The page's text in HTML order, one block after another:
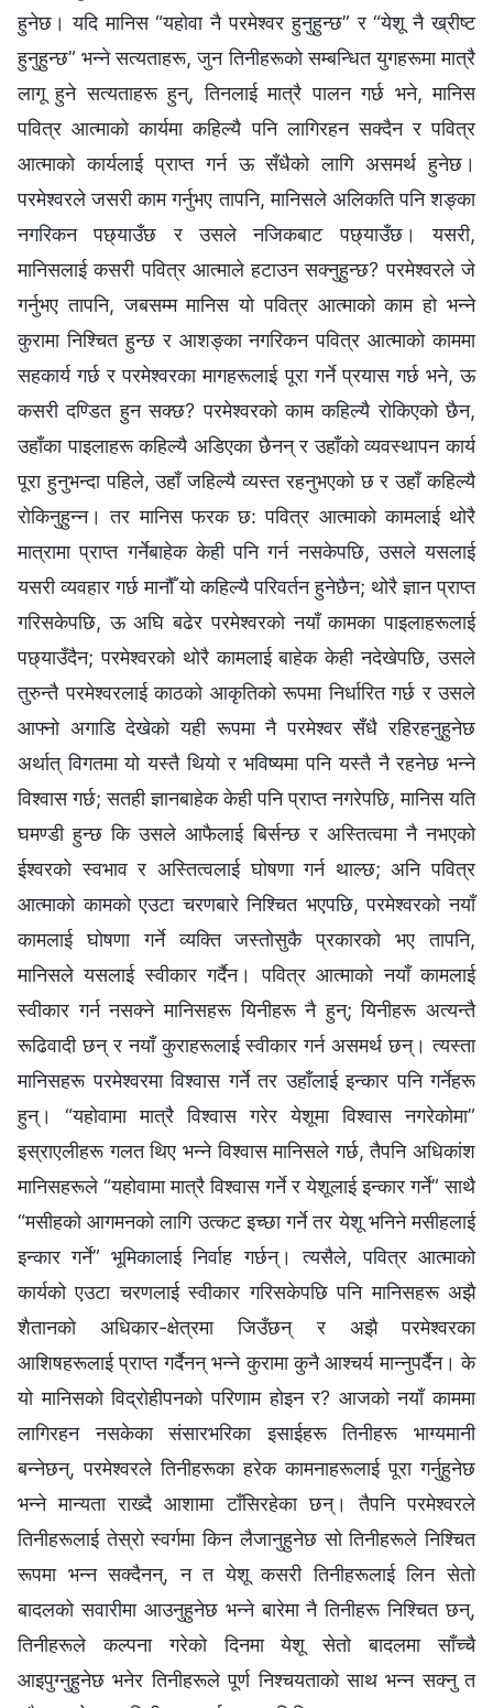
हुनेछ। यदि मानिस “यहोवा नै परमेश्‍वर हुनुहुन्छ” र “येशू नै ख्रीष्‍ट
हुनुहुन्छ” भन्‍ने सत्यताहरू, जुन तिनीहरूको सम्‍बन्धित युगहरूमा मात्रै
लागू हुने सत्यताहरू हुन्, तिनलाई मात्रै पालन गर्छ भने, मानिस
पवित्र आत्‍माको कार्यमा कहिल्यै पनि लागिरहन सक्दैन र पवित्र
आत्‍माको कार्यलाई प्राप्त गर्न ऊ सँधैको लागि असमर्थ हुनेछ।
परमेश्‍वरले जसरी काम गर्नुभए तापनि, मानिसले अलिकति पनि शङ्का
नगरिकन पछ्याउँछ र उसले नजिकबाट पछ्याउँछ। यसरी,
मानिसलाई कसरी पवित्र आत्‍माले हटाउन सक्‍नुहुन्छ? परमेश्‍वरले जे
गर्नुभए तापनि, जबसम्‍म मानिस यो पवित्र आत्माको काम हो भन्‍ने
कुरामा निश्‍चित हुन्छ र आशङ्का नगरिकन पवित्र आत्‍माको काममा
सहकार्य गर्छ र परमेश्‍वरका मागहरूलाई पूरा गर्ने प्रयास गर्छ भने, ऊ
कसरी दण्डित हुन सक्छ? परमेश्‍वरको काम कहिल्यै रोकिएको छैन,
उहाँका पाइलाहरू कहिल्यै अडिएका छैनन् र उहाँको व्यवस्थापन कार्य
पूरा हुनुभन्दा पहिले, उहाँ जहिल्यै व्यस्त रहनुभएको छ र उहाँ कहिल्यै
रोकिनुहुन्‍न। तर मानिस फरक छ: पवित्र आत्माको कामलाई थोरै
मात्रामा प्राप्त गर्नेबाहेक केही पनि गर्न नसकेपछि, उसले यसलाई
यसरी व्यवहार गर्छ मानौँ यो कहिल्यै परिवर्तन हुनेछैन; थोरै ज्ञान प्राप्त
गरिसकेपछि, ऊ अघि बढेर परमेश्‍वरको नयाँ कामका पाइलाहरूलाई
पछ्याउँदैन; परमेश्‍वरको थोरै कामलाई बाहेक केही नदेखेपछि, उसले
तुरुन्तै परमेश्‍वरलाई काठको आकृतिको रूपमा निर्धारित गर्छ र उसले
आफ्‍नो अगाडि देखेको यही रूपमा नै परमेश्‍वर सँधै रहिरहनुहुनेछ
अर्थात् विगतमा यो यस्तै थियो र भविष्यमा पनि यस्तै नै रहनेछ भन्‍ने
विश्‍वास गर्छ; सतही ज्ञानबाहेक केही पनि प्राप्त नगरेपछि, मानिस यति
घमण्‍डी हुन्छ कि उसले आफैलाई बिर्सन्छ र अस्तित्वमा नै नभएको
ईश्‍वरको स्वभाव र अस्तित्वलाई घोषणा गर्न थाल्छ; अनि पवित्र
आत्माको कामको एउटा चरणबारे निश्‍चित भएपछि, परमेश्‍वरको नयाँ
कामलाई घोषणा गर्ने व्यक्ति जस्तोसुकै प्रकारको भए तापनि,
मानिसले यसलाई स्वीकार गर्दैन। पवित्र आत्माको नयाँ कामलाई
स्वीकार गर्न नसक्‍ने मानिसहरू यिनीहरू नै हुन्; यिनीहरू अत्यन्तै
रूढिवादी छन् र नयाँ कुराहरूलाई स्वीकार गर्न असमर्थ छन्। त्यस्ता
मानिसहरू परमेश्‍वरमा विश्‍वास गर्ने तर उहाँलाई इन्कार पनि गर्नेहरू
हुन्। “यहोवामा मात्रै विश्‍वास गरेर येशूमा विश्‍वास नगरेकोमा”
इस्राएलीहरू गलत थिए भन्‍ने विश्‍वास मानिसले गर्छ, तैपनि अधिकांश
मानिसहरूले “यहोवामा मात्रै विश्‍वास गर्ने र येशूलाई इन्कार गर्ने” साथै
“मसीहको आगमनको लागि उत्कट इच्‍छा गर्ने तर येशू भनिने मसीहलाई
इन्कार गर्ने” भूमिकालाई निर्वाह गर्छन्। त्यसैले, पवित्र आत्माको
कार्यको एउटा चरणलाई स्वीकार गरिसकेपछि पनि मानिसहरू अझै
शैतानको अधिकार-क्षेत्रमा जिउँछन् र अझै परमेश्‍वरका
आशिषहरूलाई प्राप्त गर्दैनन् भन्‍ने कुरामा कुनै आश्‍चर्य मान्‍नुपर्दैन। के
यो मानिसको विद्रोहीपनको परिणाम होइन र? आजको नयाँ काममा
लागिरहन नसकेका संसारभरिका इसाईहरू तिनीहरू भाग्यमानी
बन्‍नेछन्, परमेश्‍वरले तिनीहरूका हरेक कामनाहरूलाई पूरा गर्नुहुनेछ
भन्‍ने मान्यता राख्दै आशामा टाँसिरहेका छन्। तैपनि परमेश्‍वरले
तिनीहरूलाई तेस्रो स्वर्गमा किन लैजानुहुनेछ सो तिनीहरूले निश्‍चित
रूपमा भन्‍न सक्दैनन्, न त येशू कसरी तिनीहरूलाई लिन सेतो
बादलको सवारीमा आउनुहुनेछ भन्‍ने बारेमा नै तिनीहरू निश्‍चित छन्,
तिनीहरूले कल्‍पना गरेको दिनमा येशू सेतो बादलमा साँच्‍चै
आइपुग्‍नुहुनेछ भनेर तिनीहरूले पूर्ण निश्‍चयताको साथ भन्‍न सक्‍नु त